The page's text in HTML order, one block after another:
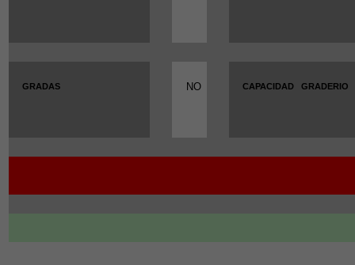
GRADAS NO CAPACIDAD GRADERIO